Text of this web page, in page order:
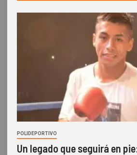
POLIDEPORTIVO
Un legado que seguirá en